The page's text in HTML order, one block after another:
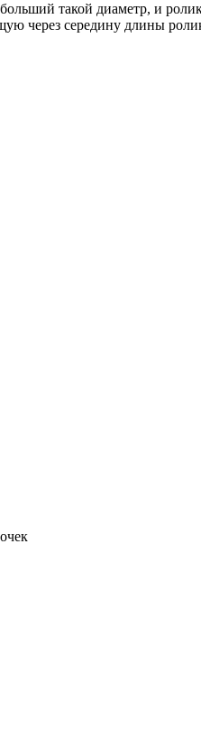
такой диаметр, и
через середину длины